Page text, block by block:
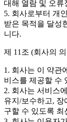
대해 열람 및 오류
5. 회사로부터 개
받은 목적을 달성
니다.
제 11조 (회사의
1. 회사는 이 약관
비스를 제공할 수
2. 회사는 서비스
유지/보수하고, 장
구할 수 있도록 최